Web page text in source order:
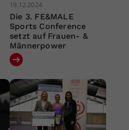
19.12.2024
Die 3. FE&MALE
Sports Conference
setzt auf Frauen- &
Männerpower